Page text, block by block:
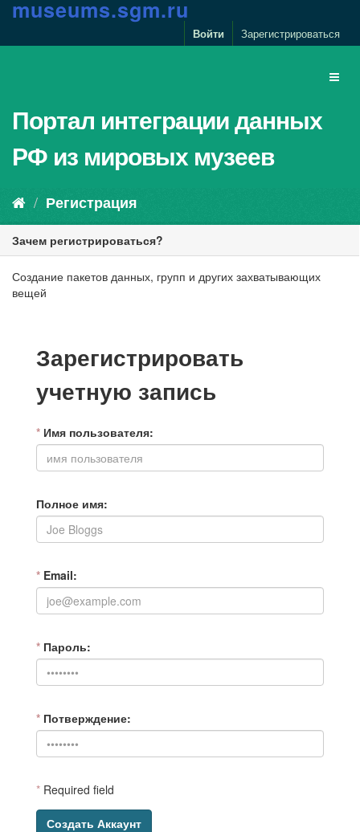
museums.sgm.ru
Войти Зарегистрироваться
Портал интеграции данных
РФ из мировых музеев
Регистрация
Зачем регистрироваться?
Создание пакетов данных, групп и других захватывающих
вещей
Зарегистрировать
учетную запись
* Имя пользователя
Полное имя
* Email
* Пароль
* Потверждение
* Required field
Создать Аккаунт